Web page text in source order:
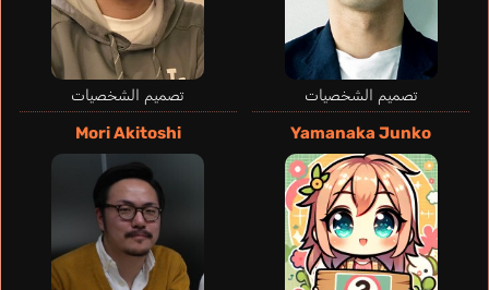
تصميم الشخصيات تصميم الشخصيات
Yamanaka Junko
Mori Akitoshi